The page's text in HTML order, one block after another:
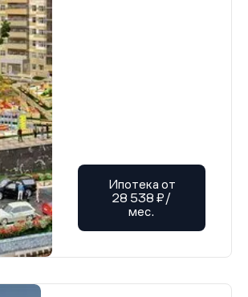
от 21.01.2026 г.
от 21.01.2026 г.
от 21.01.2026 г.
от 21.01.2026 г.
от 21.01.2026 г.
от 21.01.2026 г.
от 21.01.2026 г.
от 21.01.2026 г.
от 21.01.2026 г.
от 21.01.2026 г.
от 21.01.2026 г.
от 21.01.2026 г.
от 21.01.2026 г.
от 21.01.2026 г.
от 21.01.2026 г.
от 21.01.2026 г.
от 21.01.2026 г.
от 21.01.2026 г.
от 21.01.2026 г.
от 21.01.2026 г.
Ипотека от
28 538 ₽/
мес.